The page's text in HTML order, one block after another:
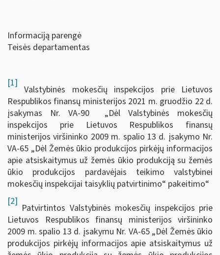
Informaciją parengė
Teisės departamentas
[1]
Valstybinės mokesčių inspekcijos prie Lietuvos
Respublikos finansų ministerijos 2021 m. gruodžio 22 d.
įsakymas Nr. VA-90 „Dėl Valstybinės mokesčių
inspekcijos prie Lietuvos Respublikos finansų
ministerijos viršininko 2009 m. spalio 13 d. įsakymo Nr.
VA-65 „Dėl Žemės ūkio produkcijos pirkėjų informacijos
apie atsiskaitymus už žemės ūkio produkciją su žemės
ūkio produkcijos pardavėjais teikimo valstybinei
mokesčių inspekcijai taisyklių patvirtinimo“ pakeitimo“
[2]
Patvirtintos Valstybinės mokesčių inspekcijos prie
Lietuvos Respublikos finansų ministerijos viršininko
2009 m. spalio 13 d. įsakymu Nr. VA-65 „Dėl Žemės ūkio
produkcijos pirkėjų informacijos apie atsiskaitymus už